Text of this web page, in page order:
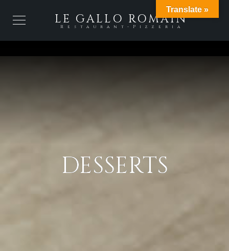
LE GALLO ROMAIN
Restaurant-Pizzeria
DESSERTS
Translate »